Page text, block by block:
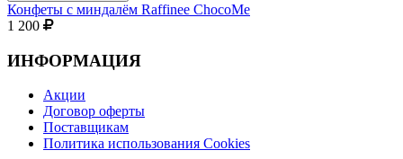
Конфеты с миндалём Raffinee ChocoMe
1 200
ИНФОРМАЦИЯ
Акции
Договор оферты
Поставщикам
Политика использования Cookies